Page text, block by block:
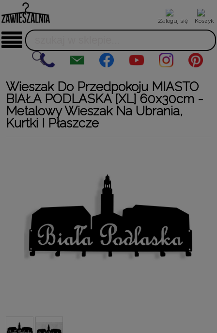
Zaloguj się Koszyk
Wieszak Do Przedpokoju MIASTO
BIAŁA PODLASKA [XL] 60x30cm -
Metalowy Wieszak Na Ubrania,
Kurtki I Płaszcze